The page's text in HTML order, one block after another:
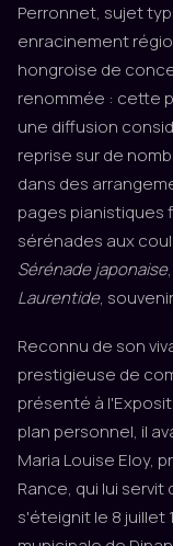
Perronnet, sujet
enracinement
hongroise de
renommée : cette
une diffusion
reprise sur de
dans des
pages pianistiques
sérénades aux
Sérénade japonaise,
Laurentide,
Reconnu de son
prestigieuse de
présenté à
plan personnel, il
Maria Louise Eloy,
Rance, qui lui
s'éteignit le 8 juillet